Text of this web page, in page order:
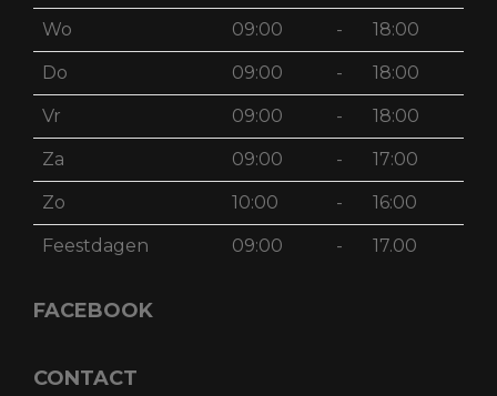
Wo 09:00 - 18:00
Do 09:00 - 18:00
Vr 09:00 - 18:00
Za 09:00 - 17:00
Zo 10:00 - 16:00
Feestdagen 09:00 - 17.00
FACEBOOK
CONTACT